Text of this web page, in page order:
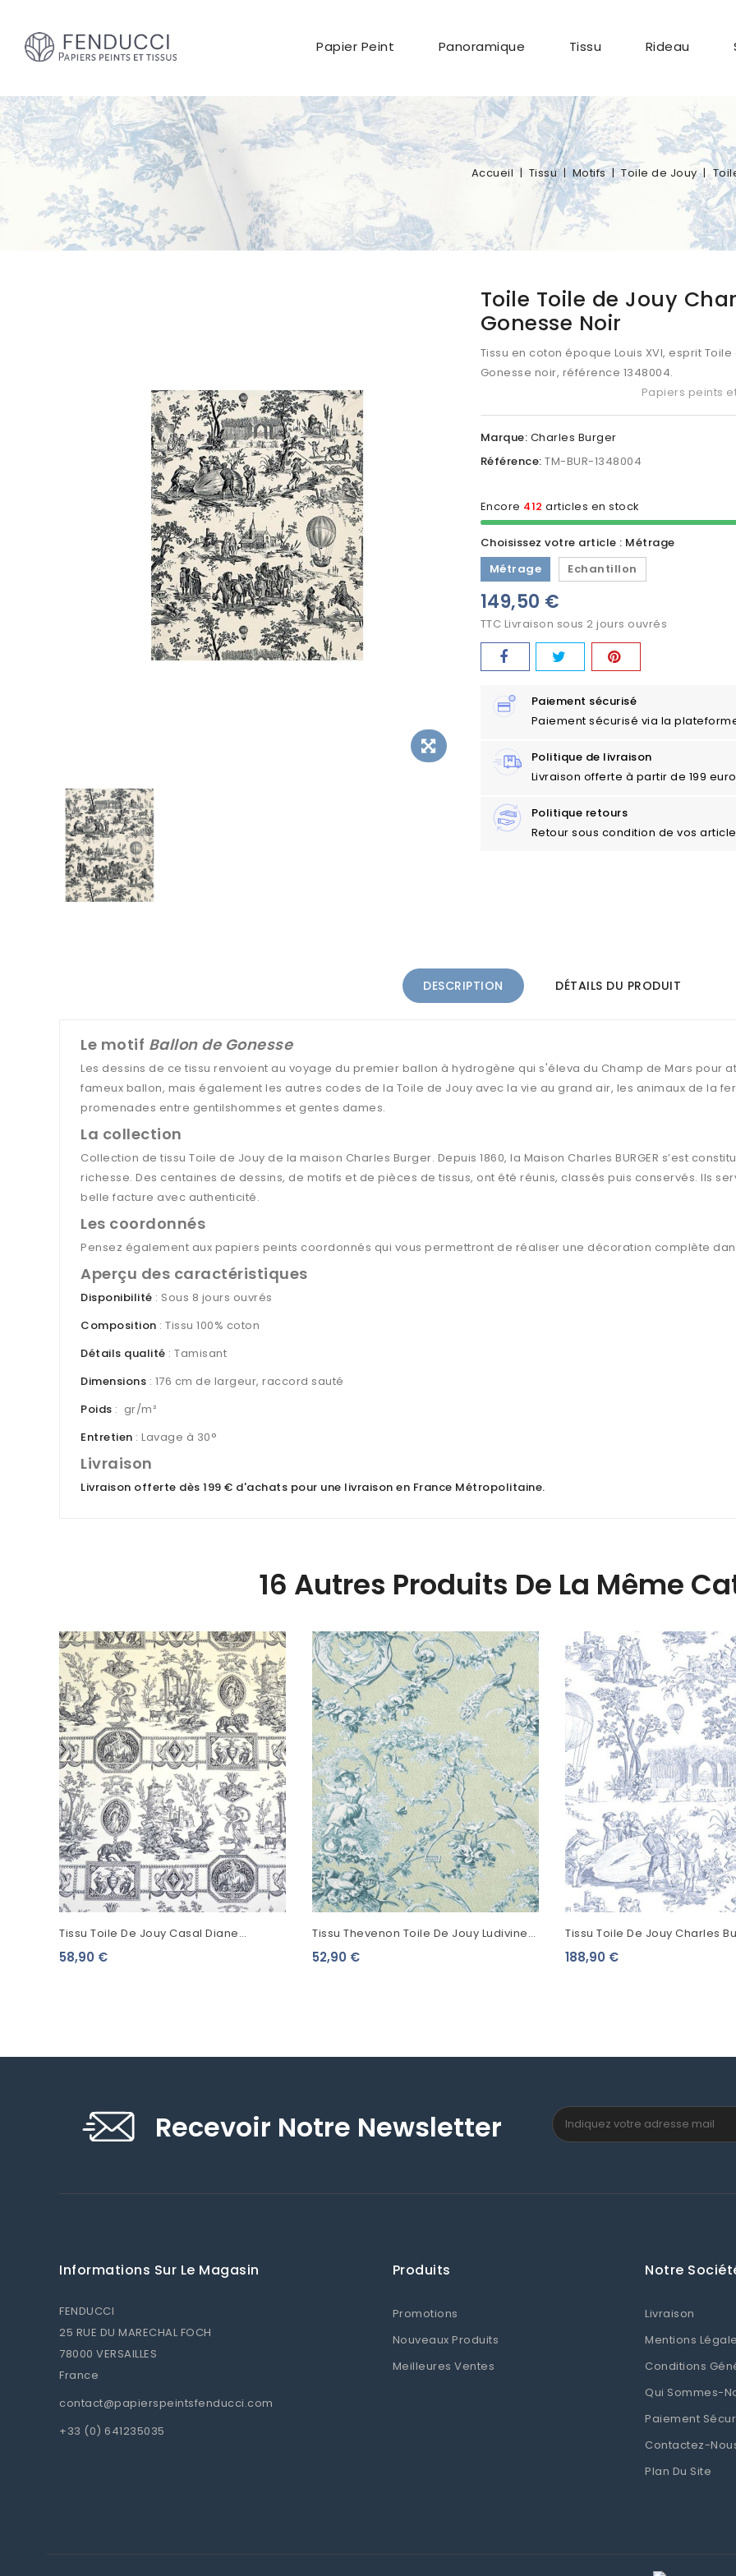
Papier Peint Panoramique Tissu Rideau
Accueil Tissu Motifs Toile de Jouy
Toile Toile de Jouy
Gonesse Noir
Tissu en coton époque Louis XVI, esprit
Gonesse noir, référence 1348004.
Papiers peints
Marque: Charles Burger
Référence: TM-BUR-1348004
Encore 412 articles en stock
Choisissez votre article : Métrage
Métrage
Echantillon
149,50 €
TTC Livraison sous 2 jours ouvrés
Paiement sécurisé
Paiement sécurisé via la
Politique de livraison
Livraison offerte à partir de 199
Politique retours
Retour sous condition de vos
DESCRIPTION DÉTAILS DU PRODUIT
Le motif Ballon de Gonesse
Les dessins de ce tissu renvoient au voyage du premier ballon à hydrogène qui s'éleva du Champ de Mars pour
fameux ballon, mais également les autres codes de la Toile de Jouy avec la vie au grand air, les animaux de la
promenades entre gentilshommes et gentes dames.
La collection
Collection de tissu Toile de Jouy de la maison Charles Burger. Depuis 1860, la Maison Charles BURGER s’est
richesse. Des centaines de dessins, de motifs et de pièces de tissus, ont été réunis, classés puis conservés. Ils
belle facture avec authenticité.
Les coordonnés
Pensez également aux papiers peints coordonnés qui vous permettront de réaliser une décoration complète
Aperçu des caractéristiques
Disponibilité : Sous 8 jours ouvrés
Composition : Tissu 100% coton
Détails qualité : Tamisant
Dimensions : 176 cm de largeur, raccord sauté
Poids : gr/m²
Entretien : Lavage à 30°
Livraison
Livraison offerte dès 199 € d'achats pour une livraison en France Métropolitaine.
16 Autres Produits De La Même
Tissu Toile De Jouy Casal Diane
Chasseresse Noir 30276/0
58,90 €
Tissu Thevenon Toile De Jouy Ludivine
Fond Vert D'eau
52,90 €
Tissu Toile De Jouy Charles
Ballon De Gonesse Bleu
188,90 €
Recevoir Notre Newsletter
Informations Sur Le Magasin
FENDUCCI
25 RUE DU MARECHAL FOCH
78000 VERSAILLES
France
contact@papierspeintsfenducci.com
+33 (0) 641235035
Produits
Promotions
Nouveaux Produits
Meilleures Ventes
Notre
Livraison
Mentions
Conditions
Qui Sommes-
Paiement
Contactez-
Plan Du Site